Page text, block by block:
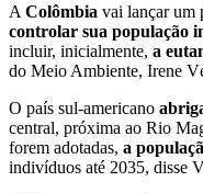
A Colômbia vai lançar um
controlar sua população
incluir, inicialmente, a
do Meio Ambiente, Irene
O país sul-americano
central, próxima ao Rio
forem adotadas, a
indivíduos até 2035, disse